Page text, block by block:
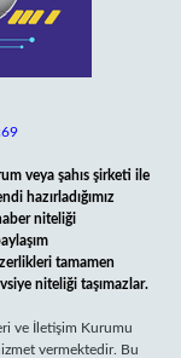
veya şahıs şirketi ile
hazırladığımız
niteliği
tamamen
niteliği taşımazlar.
ve İletişim Kurumu
vermektedir. Bu